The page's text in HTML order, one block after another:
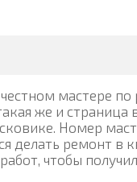
мастере
же и страница
Номер
делать ремонт в
чтобы